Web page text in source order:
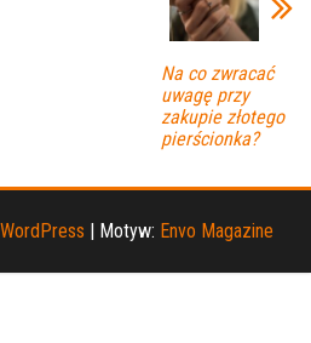
Na co zwracać
uwagę przy
zakupie złotego
pierścionka?
WordPress | Motyw: Envo Magazine